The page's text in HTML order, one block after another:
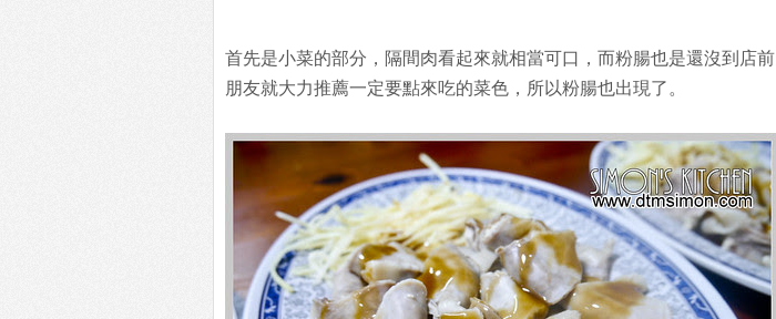
首先是小菜的部分，隔間肉看起來就相當可口，而粉腸也是還沒到店前
朋友就大力推薦一定要點來吃的菜色，所以粉腸也出現了。